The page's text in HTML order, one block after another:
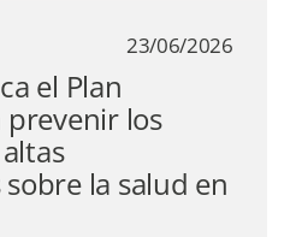
23/06/2026
el Plan
prevenir los
la salud en